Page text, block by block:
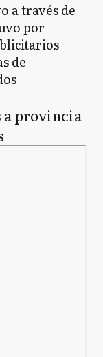
a través de
por
de
a provincia